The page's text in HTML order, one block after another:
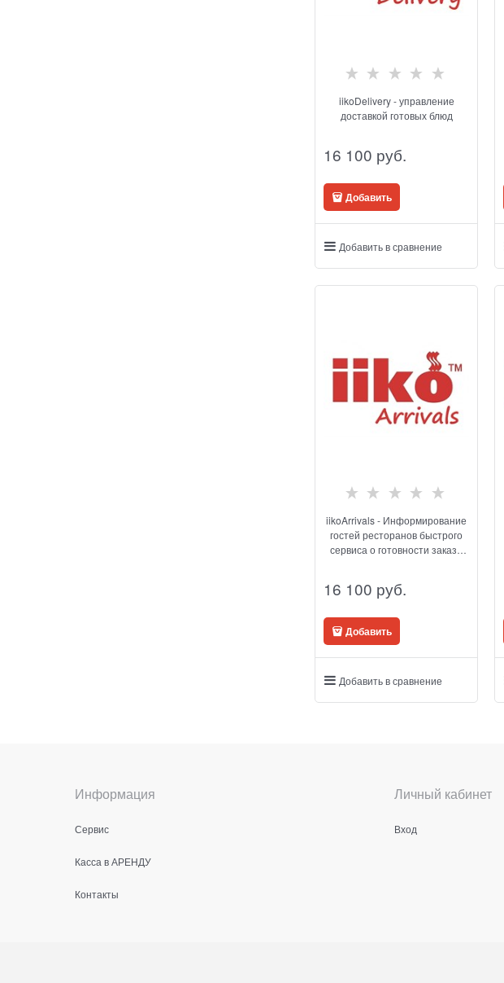
iikoDelivery - управление
доставкой готовых блюд
16 100 руб.
Добавить
Добавить в сравнение
iikoArrivals - Информирование
гостей ресторанов быстрого
сервиса о готовности заказа
16 100 руб.
Добавить
Добавить в сравнение
Информация
Сервис
Касса в АРЕНДУ
Контакты
Личный кабинет
Вход